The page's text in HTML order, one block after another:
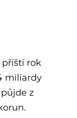
rok
miliardy
z